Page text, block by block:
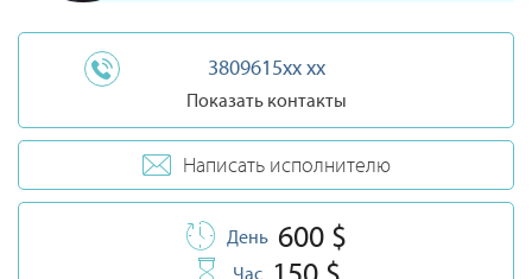
3809615xx xx
Показать контакты
Написать исполнителю
День 600 $
Час